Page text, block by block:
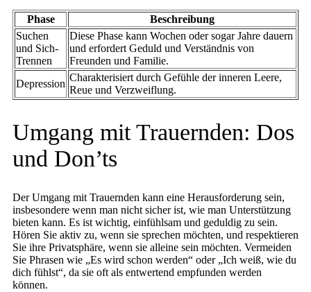
Phase
Beschreibung
Suchen
und Sich-
Trennen
Diese Phase kann Wochen oder sogar Jahre dauern
und erfordert Geduld und Verständnis von
Freunden und Familie.
Depression
Charakterisiert durch Gefühle der inneren Leere,
Reue und Verzweiflung.
Umgang mit Trauernden: Dos
und Don’ts
Der Umgang mit Trauernden kann eine Herausforderung sein,
insbesondere wenn man nicht sicher ist, wie man Unterstützung
bieten kann. Es ist wichtig, einfühlsam und geduldig zu sein.
Hören Sie aktiv zu, wenn sie sprechen möchten, und respektieren
Sie ihre Privatsphäre, wenn sie alleine sein möchten. Vermeiden
Sie Phrasen wie „Es wird schon werden“ oder „Ich weiß, wie du
dich fühlst“, da sie oft als entwertend empfunden werden
können.